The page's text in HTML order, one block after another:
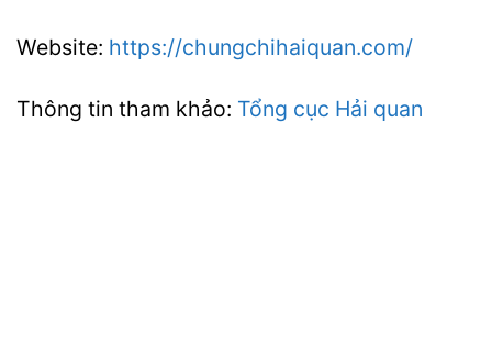
Website: https://chungchihaiquan.com/
Thông tin tham khảo: Tổng cục Hải quan